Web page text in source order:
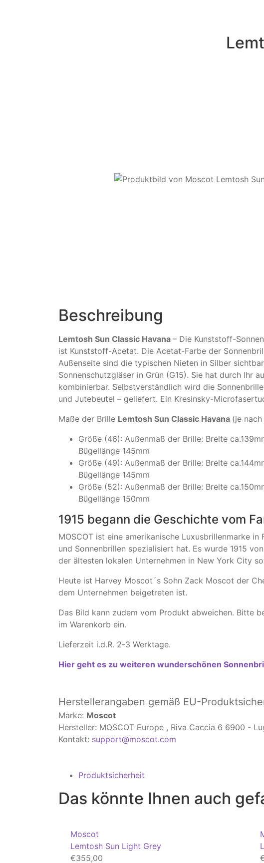
Beschreibung
Lemtosh Sun Classic Havana – Die Kunststoff-
ist Kunststoff-Acetat. Die Acetat-Farbe der
Außenseite sind die typischen Nieten in Silber
Sonnenschutzgläser in Grün (G15). Sie hat durch Ihr
kombinierbar. Selbstverständlich wird die
und Jutebeutel – geliefert. Ein Kresinsky-
Maße der Brille Lemtosh Sun Classic Havana (je
Größe (46): Außenmaß der Brille: Breite
Bügellänge 145mm
Größe (49): Außenmaß der Brille: Breite
Bügellänge 145mm
Größe (52): Außenmaß der Brille: Breite
Bügellänge 150mm
1915 begann die Geschichte vom
MOSCOT ist eine amerikanische Luxusbrillenmarke
und Sonnenbrillen spezialisiert hat. Es wurde 1915
der ältesten lokalen Unternehmen in New York City
Heute ist Harvey Moscot´s Sohn Zack Moscot der
dem Unternehmen beigetreten ist.
Das Bild kann zudem vom Produkt abweichen. ​Bitte
im Warenkorb ein.
Lieferzeit i.d.R. 2-3 Werktage.
Hier geht es zu weiteren wunderschönen
Herstellerangaben gemäß EU-
Marke: Moscot
Hersteller: MOSCOT Europe , Riva Caccia 6 6900 -
Kontakt: support@moscot.com
Produktsicherheit
Das könnte Ihnen auch
Moscot
Lemtosh Sun Light Grey
€355,00